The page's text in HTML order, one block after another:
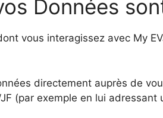
Données
vous interagissez avec My
directement auprès de
(par exemple en lui adressant